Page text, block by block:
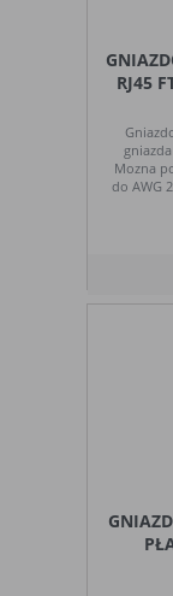
RJ45
Mozna
do AWG